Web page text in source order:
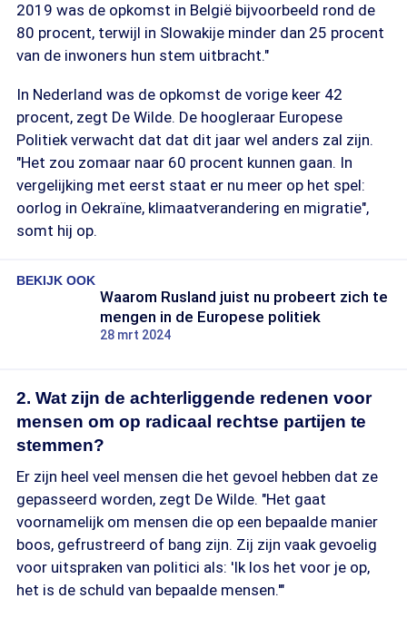
2019 was de opkomst in België bijvoorbeeld rond de
80 procent, terwijl in Slowakije minder dan 25 procent
van de inwoners hun stem uitbracht."
In Nederland was de opkomst de vorige keer 42
procent, zegt De Wilde. De hoogleraar Europese
Politiek verwacht dat dat dit jaar wel anders zal zijn.
"Het zou zomaar naar 60 procent kunnen gaan. In
vergelijking met eerst staat er nu meer op het spel:
oorlog in Oekraïne, klimaatverandering en migratie",
somt hij op.
BEKIJK OOK
Waarom Rusland juist nu probeert zich te
mengen in de Europese politiek
28 mrt 2024
2. Wat zijn de achterliggende redenen voor
mensen om op radicaal rechtse partijen te
stemmen?
Er zijn heel veel mensen die het gevoel hebben dat ze
gepasseerd worden, zegt De Wilde. "Het gaat
voornamelijk om mensen die op een bepaalde manier
boos, gefrustreerd of bang zijn. Zij zijn vaak gevoelig
voor uitspraken van politici als: 'Ik los het voor je op,
het is de schuld van bepaalde mensen.'"